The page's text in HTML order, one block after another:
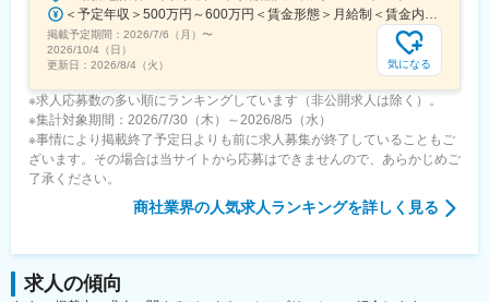
掲載予定期間： 2026/7/6（月） 〜
2026/10/4（日）
更新日： 2026/8/4（火） 気になる
※求人応募数の多い順にランキングしています（非公開求人は除く）。
※集計対象期間：2026/7/30（木）～2026/8/5（水）
※事情により掲載終了予定日よりも前に求人募集が終了していることもご
ざいます。その場合は当サイトから応募はできませんので、あらかじめご
了承ください。
商社業界の人気求人ランキングを詳しく見る
求人の傾向